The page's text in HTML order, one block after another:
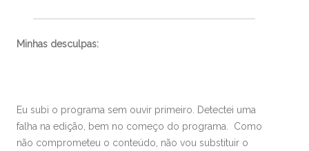
Minhas desculpas:
Eu subi o programa sem ouvir primeiro. Detectei uma
falha na edição, bem no começo do programa. Como
não comprometeu o conteúdo, não vou substituir o